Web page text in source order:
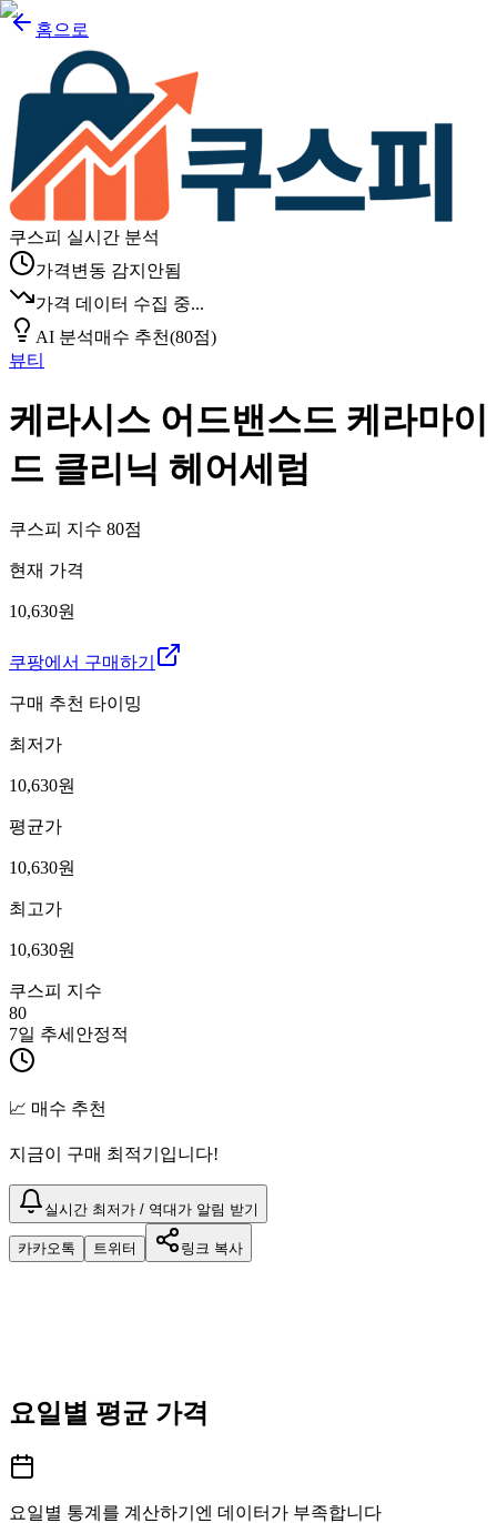
홈으로
쿠스피 실시간 분석
가격변동 감지안됨
가격 데이터 수집 중...
AI 분석매수 추천(80점)
뷰티
케라시스 어드밴스드 케라마이
드 클리닉 헤어세럼
쿠스피 지수 80점
현재 가격
10,630원
쿠팡에서 구매하기
구매 추천 타이밍
최저가
10,630원
평균가
10,630원
최고가
10,630원
쿠스피 지수
80
7일 추세 안정적
📈 매수 추천
지금이 구매 최적기입니다!
실시간 최저가 / 역대가 알림 받기
카카오톡 트위터 링크 복사
요일별 평균 가격
요일별 통계를 계산하기엔 데이터가 부족합니다